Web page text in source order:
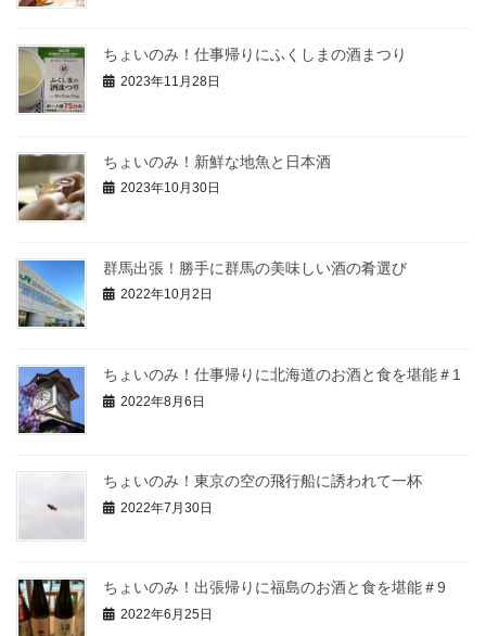
ちょいのみ！仕事帰りにふくしまの酒まつり
2023年11月28日
ちょいのみ！新鮮な地魚と日本酒
2023年10月30日
群馬出張！勝手に群馬の美味しい酒の肴選び
2022年10月2日
ちょいのみ！仕事帰りに北海道のお酒と食を堪能＃1
2022年8月6日
ちょいのみ！東京の空の飛行船に誘われて一杯
2022年7月30日
ちょいのみ！出張帰りに福島のお酒と食を堪能＃9
2022年6月25日